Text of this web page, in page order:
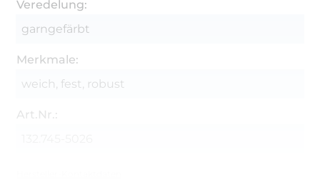
Veredelung:
garngefärbt
Merkmale:
weich, fest, robust
Art.Nr.: